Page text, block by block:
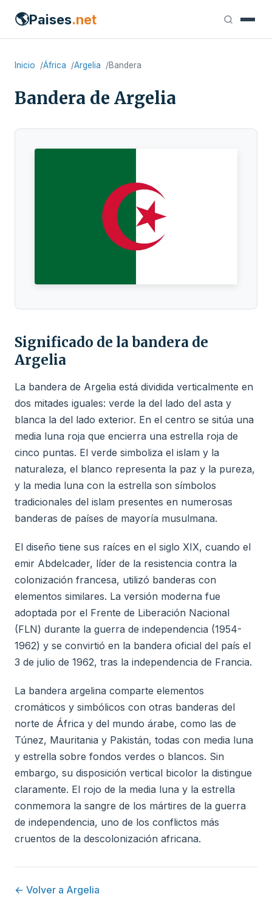
🌎Paises.net
Inicio África Argelia Bandera
Bandera de Argelia
Significado de la bandera de
Argelia
La bandera de Argelia está dividida verticalmente en
dos mitades iguales: verde la del lado del asta y
blanca la del lado exterior. En el centro se sitúa una
media luna roja que encierra una estrella roja de
cinco puntas. El verde simboliza el islam y la
naturaleza, el blanco representa la paz y la pureza,
y la media luna con la estrella son símbolos
tradicionales del islam presentes en numerosas
banderas de países de mayoría musulmana.
El diseño tiene sus raíces en el siglo XIX, cuando el
emir Abdelcader, líder de la resistencia contra la
colonización francesa, utilizó banderas con
elementos similares. La versión moderna fue
adoptada por el Frente de Liberación Nacional
(FLN) durante la guerra de independencia (1954-
1962) y se convirtió en la bandera oficial del país el
3 de julio de 1962, tras la independencia de Francia.
La bandera argelina comparte elementos
cromáticos y simbólicos con otras banderas del
norte de África y del mundo árabe, como las de
Túnez, Mauritania y Pakistán, todas con media luna
y estrella sobre fondos verdes o blancos. Sin
embargo, su disposición vertical bicolor la distingue
claramente. El rojo de la media luna y la estrella
conmemora la sangre de los mártires de la guerra
de independencia, uno de los conflictos más
cruentos de la descolonización africana.
← Volver a Argelia